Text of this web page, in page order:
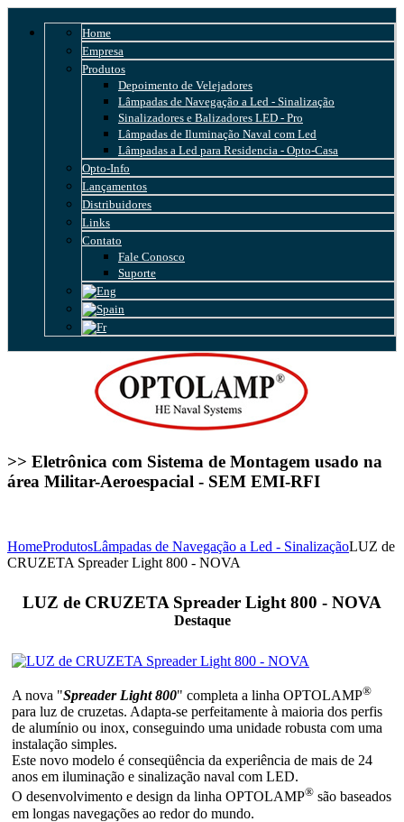
Home
Empresa
Produtos
Depoimento de Velejadores
Lâmpadas de Navegação a Led - Sinalização
Sinalizadores e Balizadores LED - Pro
Lâmpadas de Iluminação Naval com Led
Lâmpadas a Led para Residencia - Opto-Casa
Opto-Info
Lançamentos
Distribuidores
Links
Contato
Fale Conosco
Suporte
>> Eletrônica com Sistema de Montagem usado na
área Militar-Aeroespacial - SEM EMI-RFI
HomeProdutosLâmpadas de Navegação a Led - SinalizaçãoLUZ de
CRUZETA Spreader Light 800 - NOVA
LUZ de CRUZETA Spreader Light 800 - NOVA
Destaque
A nova "Spreader Light 800" completa a linha OPTOLAMP®
para luz de cruzetas. Adapta-se perfeitamente à maioria dos perfis
de alumínio ou inox, conseguindo uma unidade robusta com uma
instalação simples.
Este novo modelo é conseqüência da experiência de mais de 24
anos em iluminação e sinalização naval com LED.
O desenvolvimento e design da linha OPTOLAMP® são baseados
em longas navegações ao redor do mundo.